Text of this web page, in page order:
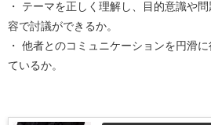
・ テーマを正しく理解し、目的意識や
容で討議ができるか。
・ 他者とのコミュニケーションを円滑
ているか。